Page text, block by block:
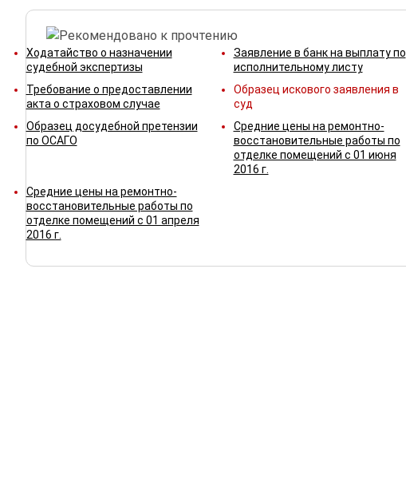
Ходатайство о назначении
судебной экспертизы
Заявление в банк на выплату по
исполнительному листу
Требование о предоставлении
акта о страховом случае
Образец искового заявления в
суд
Образец досудебной претензии
по ОСАГО
Средние цены на ремонтно-
восстановительные работы по
отделке помещений с 01 июня
2016 г.
Средние цены на ремонтно-
восстановительные работы по
отделке помещений с 01 апреля
2016 г.